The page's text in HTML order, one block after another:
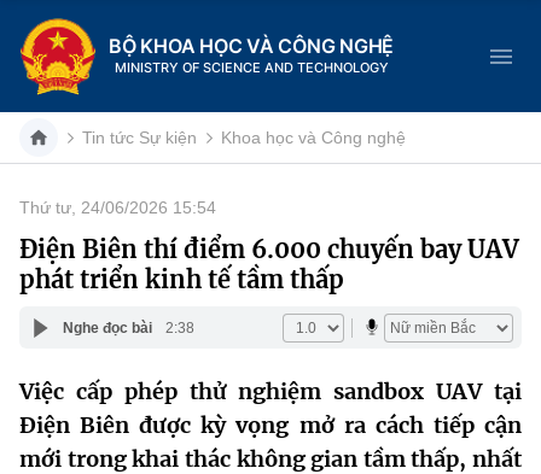
BỘ KHOA HỌC VÀ CÔNG NGHỆ
MINISTRY OF SCIENCE AND TECHNOLOGY
Danh mục
Trang chủ
Giới thiệu
Chức năng nhiệm vụ
Cơ cấu tổ chức
Tin tức sự kiện
Khoa học và Công nghệ
Dịch vụ công
Tin tức Sự kiện Khoa học và Công nghệ
Thứ tư, 24/06/2026 15:54
Điện Biên thí điểm 6.000 chuyến bay UAV
phát triển kinh tế tầm thấp
Nghe đọc bài 2:38
Việc cấp phép thử nghiệm sandbox UAV tại
Điện Biên được kỳ vọng mở ra cách tiếp cận
mới trong khai thác không gian tầm thấp, nhất